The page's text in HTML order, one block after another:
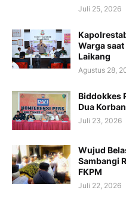
Juli 25, 2026
Warga
Laikang
Agustus 28,
Biddokkes
Dua
Juli 23, 2026
Wujud
Sambangi
FKPM
Juli 22, 2026